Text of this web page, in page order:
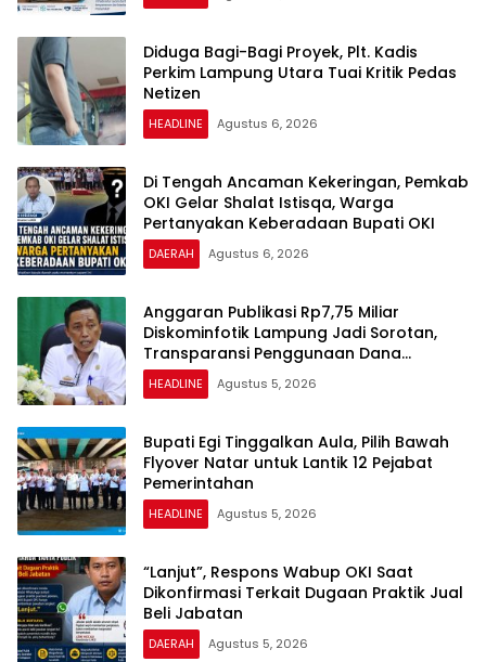
Diduga Bagi-Bagi Proyek, Plt. Kadis
Perkim Lampung Utara Tuai Kritik Pedas
Netizen
HEADLINE Agustus 6, 2026
Di Tengah Ancaman Kekeringan, Pemkab
OKI Gelar Shalat Istisqa, Warga
Pertanyakan Keberadaan Bupati OKI
DAERAH Agustus 6, 2026
Anggaran Publikasi Rp7,75 Miliar
Diskominfotik Lampung Jadi Sorotan,
Transparansi Penggunaan Dana
Dipertanyakan
HEADLINE Agustus 5, 2026
Bupati Egi Tinggalkan Aula, Pilih Bawah
Flyover Natar untuk Lantik 12 Pejabat
Pemerintahan
HEADLINE Agustus 5, 2026
“Lanjut”, Respons Wabup OKI Saat
Dikonfirmasi Terkait Dugaan Praktik Jual
Beli Jabatan
DAERAH Agustus 5, 2026